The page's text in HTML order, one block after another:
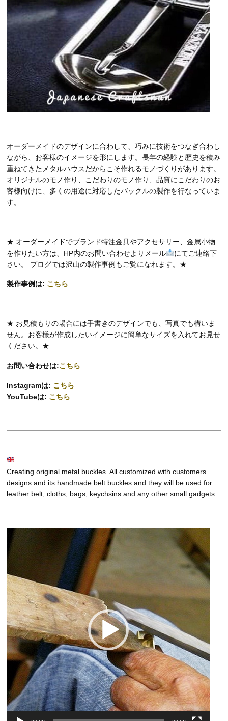
オーダーメイドのデザインに合わして、巧みに技術をつなぎ合わし
ながら、お客様のイメージを形にします。長年の経験と歴史を積み
重ねてきたメタルハウスだからこそ作れるモノづくりがあります。
オリジナルのモノ作り、こだわりのモノ作り、品質にこだわりのお
客様向けに、多くの用途に対応したバックルの製作を行なっていま
す。
★ オーダーメイドでブランド特注金具やアクセサリー、金属小物
を作りたい方は、HP内のお問い合わせよりメール
にてご連絡下
さい。 ブログでは沢山の製作事例もご覧になれます。★
製作事例は: こちら
★ お見積もりの場合には手書きのデザインでも、写真でも構いま
せん。お客様が作成したいイメージに簡単なサイズを入れてお見せ
ください。★
お問い合わせは:こちら
Instagramは: こちら
YouTubeは: こちら
Creating original metal buckles. All customized with customers
designs and its handmade belt buckles and they will be used for
leather belt, cloths, bags, keychsins and any other small gadgets.
プ
ー
ヤ
ー